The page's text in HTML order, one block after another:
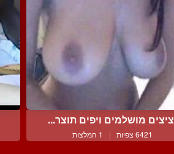
ציצים מושלמים ויפים תוצר...
6421 צפיות | 1 המלצות